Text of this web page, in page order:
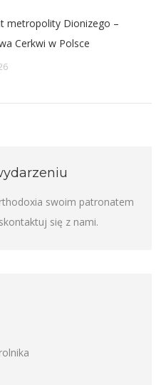
metropolity Dionizego –
Cerkwi w Polsce
swoim patronatem
skontaktuj się z nami.